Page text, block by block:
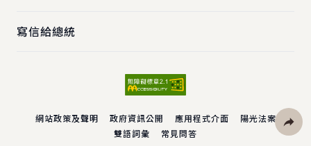
寫信給總統
網站政策及聲明 政府資訊公開 應用程式介面
陽光法案
雙語詞彙
常見問答